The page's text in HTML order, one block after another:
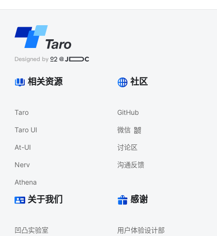
相关资源
Taro
Taro UI
At-UI
Nerv
Athena
社区
GitHub
微信
讨论区
沟通反馈
关于我们
凹凸实验室
感谢
用户体验设计部